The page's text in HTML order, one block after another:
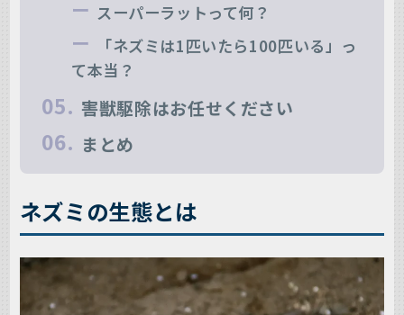
スーパーラットって何？
「ネズミは1匹いたら100匹いる」っ
て本当？
害獣駆除はお任せください
まとめ
ネズミの生態とは